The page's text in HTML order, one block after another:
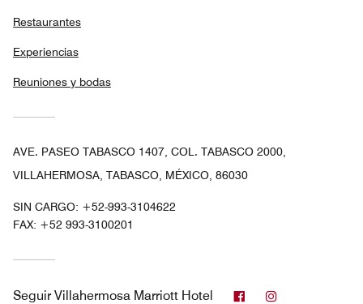
Restaurantes
Experiencias
Reuniones y bodas
AVE. PASEO TABASCO 1407, COL. TABASCO 2000,
VILLAHERMOSA, TABASCO, MÉXICO, 86030
SIN CARGO: +52-993-3104622
FAX: +52 993-3100201
Seguir Villahermosa Marriott Hotel Facebook